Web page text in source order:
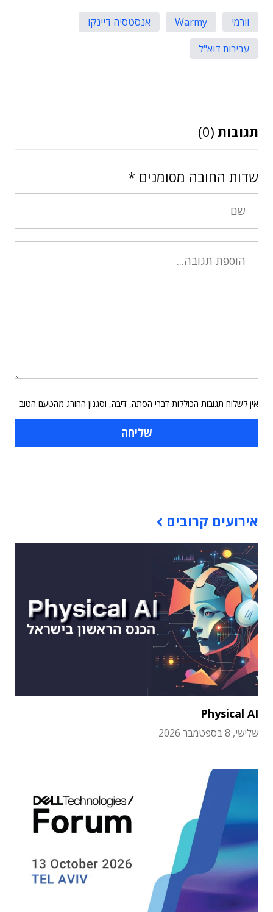
וורמי Warmy
אנסטסיה דיינקו
עבירות דוא"ל
תגובות (0)
שדות החובה מסומנים *
אין לשלוח תגובות הכוללות דברי הסתה, דיבה, וסגנון החורג מהטעם הטוב
אירועים קרובים
Physical AI
שלישי, 8 בספטמבר 2026